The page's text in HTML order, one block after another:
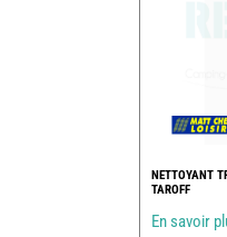
NETTOYANT
TAROFF
En savoir